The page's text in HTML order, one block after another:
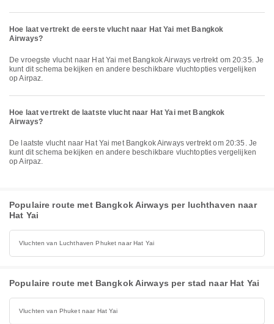
Hoe laat vertrekt de eerste vlucht naar Hat Yai met Bangkok
Airways?
De vroegste vlucht naar Hat Yai met Bangkok Airways vertrekt om 20:35. Je
kunt dit schema bekijken en andere beschikbare vluchtopties vergelijken
op Airpaz.
Hoe laat vertrekt de laatste vlucht naar Hat Yai met Bangkok
Airways?
De laatste vlucht naar Hat Yai met Bangkok Airways vertrekt om 20:35. Je
kunt dit schema bekijken en andere beschikbare vluchtopties vergelijken
op Airpaz.
Populaire route met Bangkok Airways per luchthaven naar
Hat Yai
Vluchten van Luchthaven Phuket naar Hat Yai
Populaire route met Bangkok Airways per stad naar Hat Yai
Vluchten van Phuket naar Hat Yai